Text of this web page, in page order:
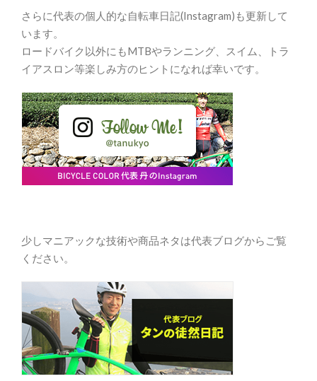
さらに代表の個人的な自転車日記(Instagram)も更新して
います。
ロードバイク以外にもMTBやランニング、スイム、トラ
イアスロン等楽しみ方のヒントになれば幸いです。
少しマニアックな技術や商品ネタは代表ブログからご覧
ください。